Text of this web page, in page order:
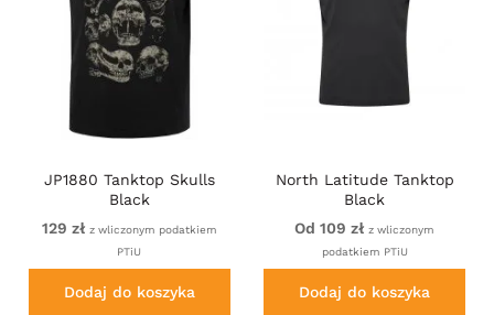
JP1880 Tanktop Skulls
Black
129 zł z wliczonym podatkiem
PTiU
Dodaj do koszyka
North Latitude Tanktop
Black
Od 109 zł z wliczonym
podatkiem PTiU
Dodaj do koszyka